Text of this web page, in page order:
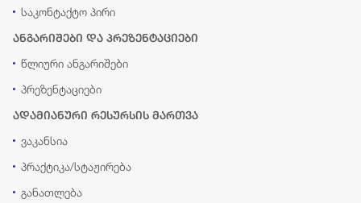
საკონტაქტო პირი
ანგარიშები და პრეზენტაციები
წლიური ანგარიშები
პრეზენტაციები
ადამიანური რესურსის მართვა
ვაკანსია
პრაქტიკა/სტაჟირება
განათლება